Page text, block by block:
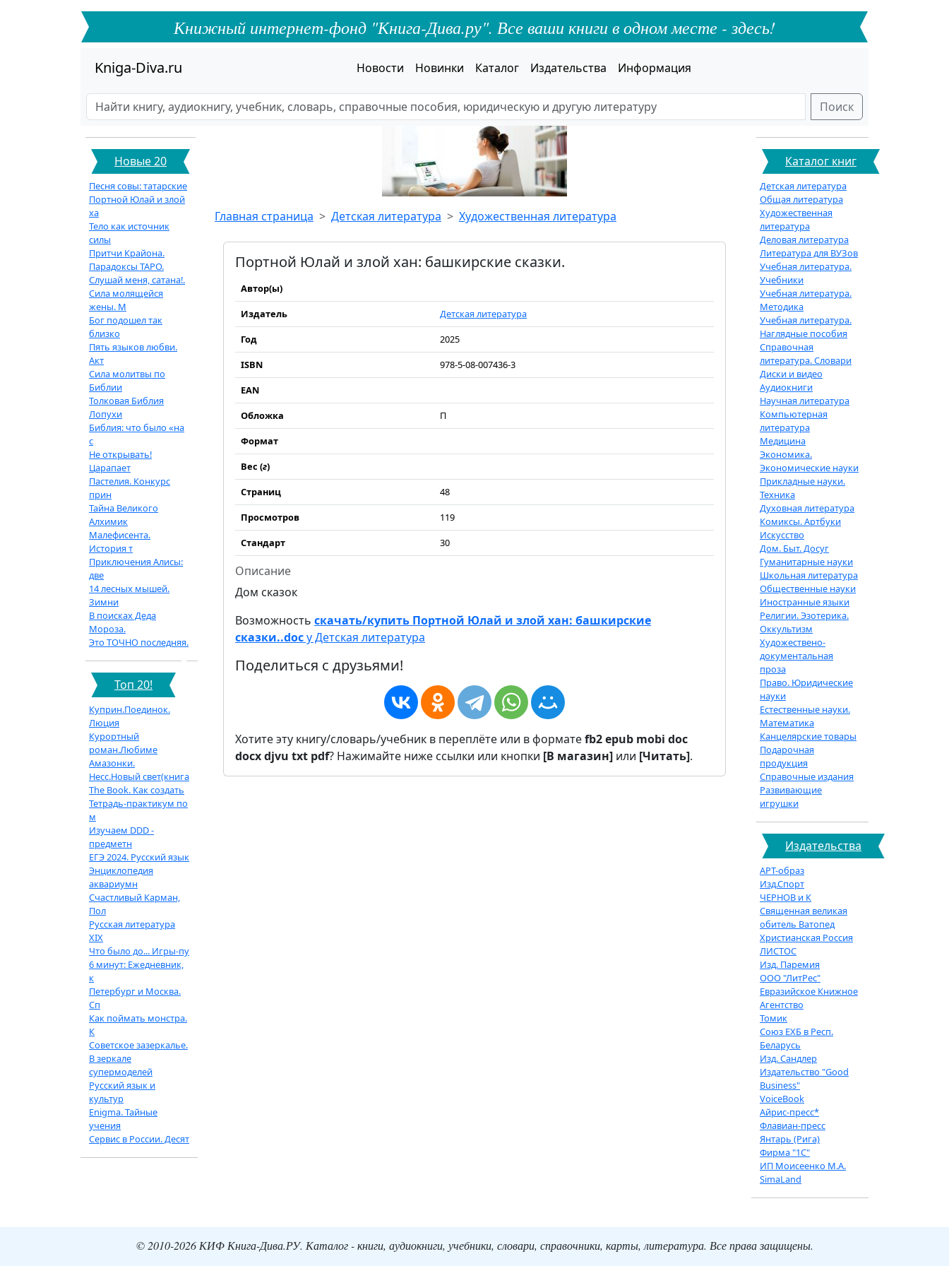
Книжный интернет-фонд "Книга-Дива.ру". Все ваши книги в одном месте - здесь!
Kniga-Diva.ru Новости Новинки Каталог Издательства Информация
Поиск
Новые 20
Песня совы: татарские
Портной Юлай и злой
ха
Тело как источник
силы
Притчи Крайона.
Парадоксы ТАРО.
Слушай меня, сатана!.
Сила молящейся
жены. М
Бог подошел так
близко
Пять языков любви.
Акт
Сила молитвы по
Библии
Толковая Библия
Лопухи
Библия: что было «на
с
Не открывать!
Царапает
Пастелия. Конкурс
прин
Тайна Великого
Алхимик
Малефисента.
История т
Приключения Алисы:
две
14 лесных мышей.
Зимни
В поисках Деда
Мороза.
Это ТОЧНО последняя.
Топ 20!
Куприн.Поединок.
Люция
Курортный
роман.Любиме
Амазонки.
Несс.Новый свет(книга
The Book. Как создать
Тетрадь-практикум по
м
Изучаем DDD -
предметн
ЕГЭ 2024. Русский язык
Энциклопедия
аквариумн
Счастливый Карман,
Пол
Русская литература
XIX
Что было до... Игры-пу
6 минут: Ежедневник,
к
Петербург и Москва.
Сп
Как поймать монстра.
К
Советское зазеркалье.
В зеркале
супермоделей
Русский язык и
культур
Enigma. Тайные
учения
Сервис в России. Десят
Главная страница Детская литература Художественная литература
Портной Юлай и злой хан: башкирские сказки.
Автор(ы)
Издатель
Детская литература
Год
2025
ISBN
978-5-08-007436-3
EAN
Обложка
П
Формат
Вес (г)
Страниц
48
Просмотров
119
Стандарт
30
Описание
Дом сказок
Возможность скачать/купить Портной Юлай и злой хан: башкирские
сказки..docу Детская литература
Поделиться с друзьями!
Хотите эту книгу/словарь/учебник в переплёте или в форматеfb2epub mobi doc
docxdjvu txt pdf? Нажимайте ниже ссылки или кнопки [В магазин] или [Читать].
Каталог книг
Детская литература
Общая литература
Художественная
литература
Деловая литература
Литература для ВУЗов
Учебная литература.
Учебники
Учебная литература.
Методика
Учебная литература.
Наглядные пособия
Справочная
литература. Словари
Диски и видео
Аудиокниги
Научная литература
Компьютерная
литература
Медицина
Экономика.
Экономические науки
Прикладные науки.
Техника
Духовная литература
Комиксы. Артбуки
Искусство
Дом. Быт. Досуг
Гуманитарные науки
Школьная литература
Общественные науки
Иностранные языки
Религии. Эзотерика.
Оккультизм
Художествено-
документальная
проза
Право. Юридические
науки
Естественные науки.
Математика
Канцелярские товары
Подарочная
продукция
Справочные издания
Развивающие
игрушки
Издательства
АРТ-образ
Изд.Спорт
ЧЕРНОВ и К
Священная великая
обитель Ватопед
Христианская Россия
ЛИСТОС
Изд. Паремия
ООО "ЛитРес"
Евразийское Книжное
Агентство
Томик
Союз ЕХБ в Респ.
Беларусь
Изд. Сандлер
Издательство "Good
Business"
VoiceBook
Айрис-пресс*
Флавиан-пресс
Янтарь (Рига)
Фирма "1С"
ИП Моисеенко М.А.
SimaLand
© 2010-2026 КИФ Книга-Дива.РУ. Каталог - книги, аудиокниги, учебники, словари, справочники, карты, литература. Все права защищены.